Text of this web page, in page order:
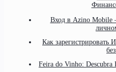
Вход в Azino Mobile
Как
Feira do Vinho: Descubra